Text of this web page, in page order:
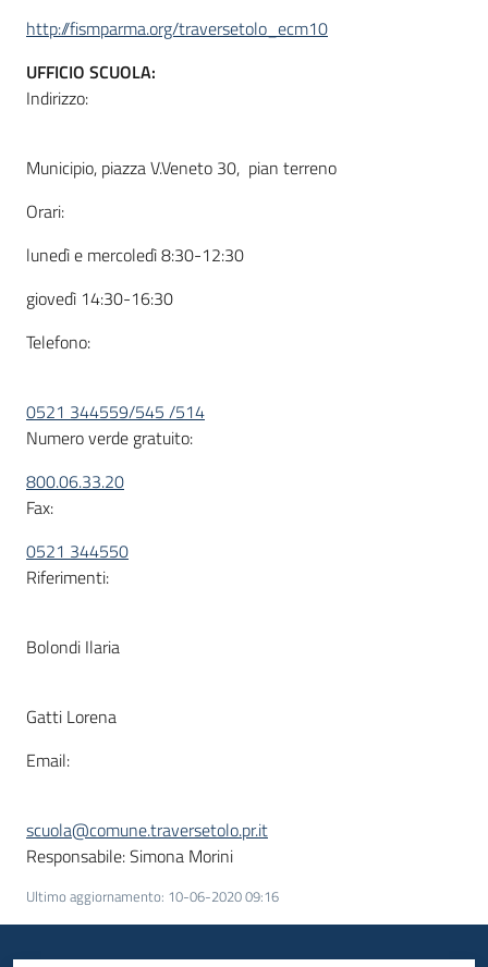
http://fismparma.org/traversetolo_ecm10
UFFICIO SCUOLA:
Indirizzo:
Municipio, piazza V.Veneto 30, pian terreno
Orari:
lunedì e mercoledì 8:30-12:30
giovedì 14:30-16:30
Telefono:
0521 344559/545 /514
Numero verde gratuito:
800.06.33.20
Fax:
0521 344550
Riferimenti:
Bolondi Ilaria
Gatti Lorena
Email:
scuola@comune.traversetolo.pr.it
Responsabile: Simona Morini
Ultimo aggiornamento: 10-06-2020 09:16